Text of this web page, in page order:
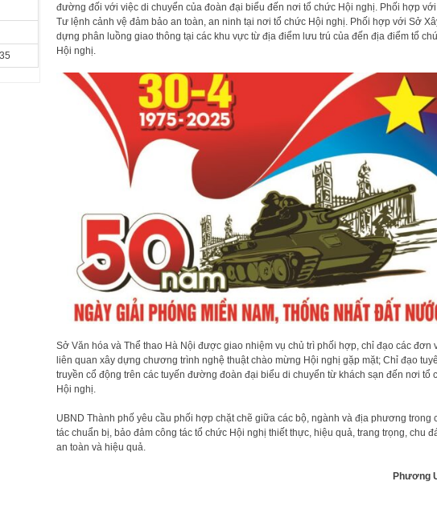
đường đối với việc di chuyển của đoàn đại biểu đến nơi tổ chức Hội nghị. Phối hợp
Tư lệnh cảnh vệ đảm bảo an toàn, an ninh tại nơi tổ chức Hội nghị. Phối hợp với Sở
dựng phân luồng giao thông tại các khu vực từ địa điểm lưu trú của đến địa điểm tổ
Hội nghị.
Sở Văn hóa và Thể thao Hà Nội được giao nhiệm vụ chủ trì phối hợp, chỉ đạo các đơn
liên quan xây dựng chương trình nghệ thuật chào mừng Hội nghị gặp mặt; Chỉ đạo
truyền cổ động trên các tuyến đường đoàn đại biểu di chuyển từ khách sạn đến nơi tổ
Hội nghị.
UBND Thành phố yêu cầu phối hợp chặt chẽ giữa các bộ, ngành và địa phương trong
tác chuẩn bị, bảo đảm công tác tổ chức Hội nghị thiết thực, hiệu quả, trang trọng, chu
an toàn và hiệu quả.
Phương